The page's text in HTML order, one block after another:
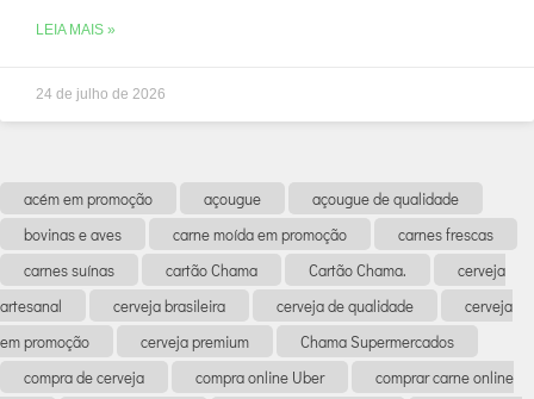
LEIA MAIS »
24 de julho de 2026
acém em promoção açougue
açougue de qualidade
bovinas e aves
carne moída em promoção
carnes frescas
carnes suínas
cartão Chama Cartão Chama.
cerveja
artesanal
cerveja brasileira cerveja de qualidade
cerveja
em promoção
cerveja premium
Chama Supermercados
compra de cerveja
compra online Uber
comprar carne online